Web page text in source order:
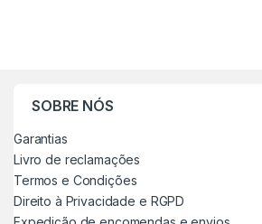
SOBRE NÓS
Garantias
Livro de reclamações
Termos e Condições
Direito à Privacidade e RGPD